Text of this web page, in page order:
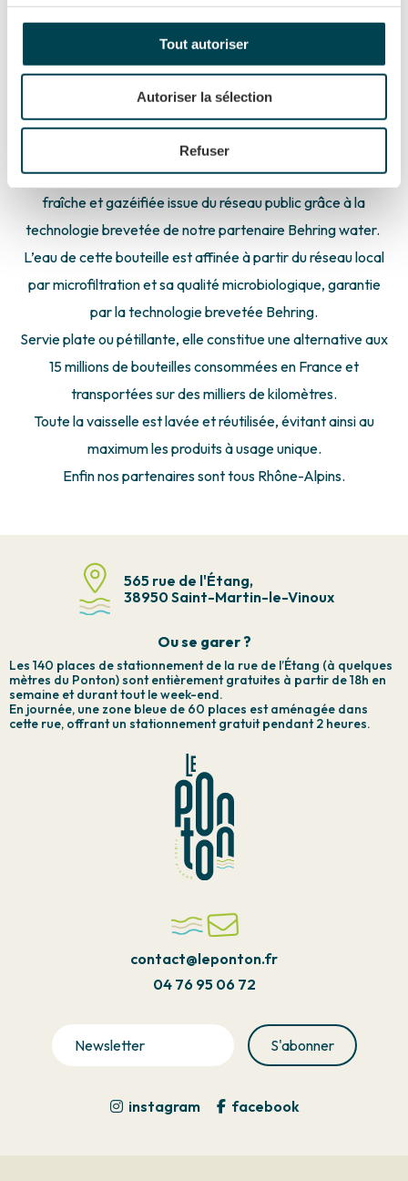
Tout autoriser
Autoriser la sélection
Refuser
arrêté municipal. Il est également interdit defaire des
brûler des déchets et végétaux aux
abords de l’étang.
Sur place, aucune bouteille en plastique ne vous sera
servie.
Nous vous proposons de consommer une eau sécurisée ,
fraîche et gazéifiée issue du réseau public grâce à la
technologie brevetée de notre partenaire Behring water.
L’eau de cette bouteille est affinée à partir du réseau local
par microfiltration et sa qualité microbiologique, garantie
par la technologie brevetée Behring.
Servie plate ou pétillante, elle constitue une alternative aux
15 millions de bouteilles consommées en France et
transportées sur des milliers de kilomètres.
Toute la vaisselle est lavée et réutilisée, évitant ainsi au
maximum les produits à usage unique.
Enfin nos partenaires sont tous Rhône-Alpins.
565 rue de l'Étang,
38950 Saint-Martin-le-Vinoux
Ou se garer ?
Les 140 places de stationnement de la rue de l’Étang (à quelques
mètres du Ponton) sont entièrement gratuites à partir de 18h en
semaine et durant tout le week-end.
En journée, une zone bleue de 60 places est aménagée dans
cette rue, offrant un stationnement gratuit pendant 2 heures.
contact@leponton.fr
04 76 95 06 72
instagram facebook